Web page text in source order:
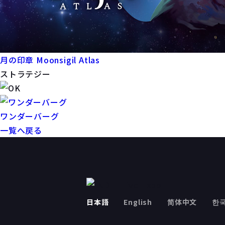
月の印章 Moonsigil Atlas
ストラテジー
ワンダーバーグ
一覧へ戻る
日本語 English 简体中文 한